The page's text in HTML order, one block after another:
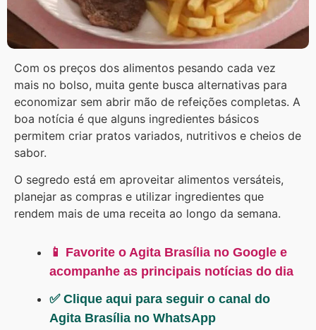
Com os preços dos alimentos pesando cada vez
mais no bolso, muita gente busca alternativas para
economizar sem abrir mão de refeições completas. A
boa notícia é que alguns ingredientes básicos
permitem criar pratos variados, nutritivos e cheios de
sabor.
O segredo está em aproveitar alimentos versáteis,
planejar as compras e utilizar ingredientes que
rendem mais de uma receita ao longo da semana.
📱 Favorite o Agita Brasília no Google e
acompanhe as principais notícias do dia
✅ Clique aqui para seguir o canal do
Agita Brasília no WhatsApp